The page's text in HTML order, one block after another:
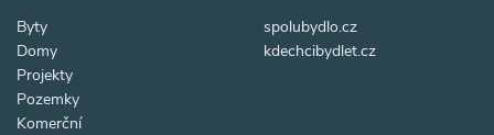
Byty
Domy
Projekty
Pozemky
Komerční
spolubydlo.cz
kdechcibydlet.cz